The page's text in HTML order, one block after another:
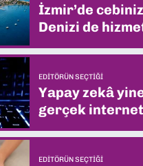
İzmir’de
Denizi de
EDITÖRÜN SEÇTIĞI
Yapay zekâ
gerçek
EDITÖRÜN SEÇTIĞI